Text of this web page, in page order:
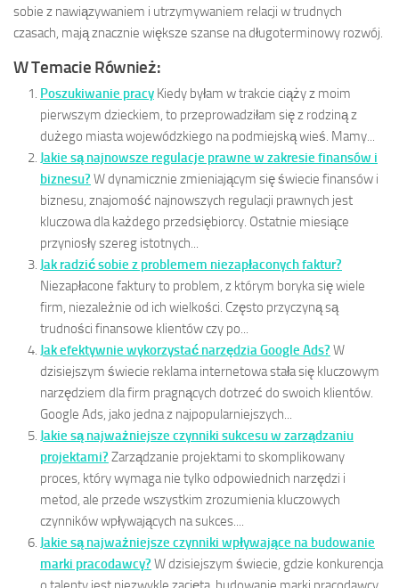
sobie z nawiązywaniem i utrzymywaniem relacji w trudnych
czasach, mają znacznie większe szanse na długoterminowy rozwój.
W Temacie Również:
Poszukiwanie pracy Kiedy byłam w trakcie ciąży z moim
pierwszym dzieckiem, to przeprowadziłam się z rodziną z
dużego miasta wojewódzkiego na podmiejską wieś. Mamy...
Jakie są najnowsze regulacje prawne w zakresie finansów i
biznesu? W dynamicznie zmieniającym się świecie finansów i
biznesu, znajomość najnowszych regulacji prawnych jest
kluczowa dla każdego przedsiębiorcy. Ostatnie miesiące
przyniosły szereg istotnych...
Jak radzić sobie z problemem niezapłaconych faktur?
Niezapłacone faktury to problem, z którym boryka się wiele
firm, niezależnie od ich wielkości. Często przyczyną są
trudności finansowe klientów czy po...
Jak efektywnie wykorzystać narzędzia Google Ads? W
dzisiejszym świecie reklama internetowa stała się kluczowym
narzędziem dla firm pragnących dotrzeć do swoich klientów.
Google Ads, jako jedna z najpopularniejszych...
Jakie są najważniejsze czynniki sukcesu w zarządzaniu
projektami? Zarządzanie projektami to skomplikowany
proces, który wymaga nie tylko odpowiednich narzędzi i
metod, ale przede wszystkim zrozumienia kluczowych
czynników wpływających na sukces....
Jakie są najważniejsze czynniki wpływające na budowanie
marki pracodawcy? W dzisiejszym świecie, gdzie konkurencja